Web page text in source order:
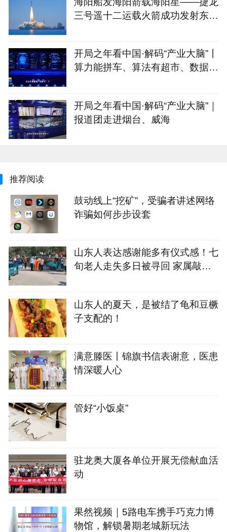
三号遥十二运载火箭成功发射东方
开局之年看中国·解码“产业大脑”丨
算力能拼车、算法有超市、数据不
开局之年看中国·解码“产业大脑”｜
报道团走进烟台、威海
推荐阅读
鼓动线上“挖矿”，受骗者讲述网络
诈骗如何步步设套
山东人表达感谢能多有仪式感！七
旬老人走失多日被寻回 家属敲锣
山东人的夏天，是被结了龟和豆橛
子支配的！
满意滕医丨锦旗书信表谢意，医患
情深暖人心
管好“小饭桌”
驻龙奥大厦各单位开展无偿献血活
动
果然视频｜5路电车携手巧克力博
物馆，解锁暑期老城新玩法